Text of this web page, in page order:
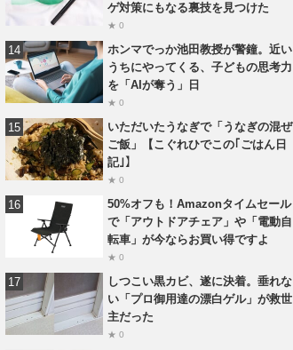
ゲ対策にもなる裏技を見つけた
★ 0
ホンマでっか池田教授が警鐘。近い
うちにやってくる、子どもの思考力
を「AIが奪う」日
★ 0
いただいたうなぎで「うなぎの混ぜ
ご飯」【こぐれひでこの｢ごはん日
記｣】
★ 0
50%オフも！Amazonタイムセール
で「アウトドアチェア」や「電動自
転車」が今ならお買い得ですよ
★ 0
しつこい黒カビ、遂に決着。垂れな
い「プロ御用達の漂白ゲル」が救世
主だった
★ 0